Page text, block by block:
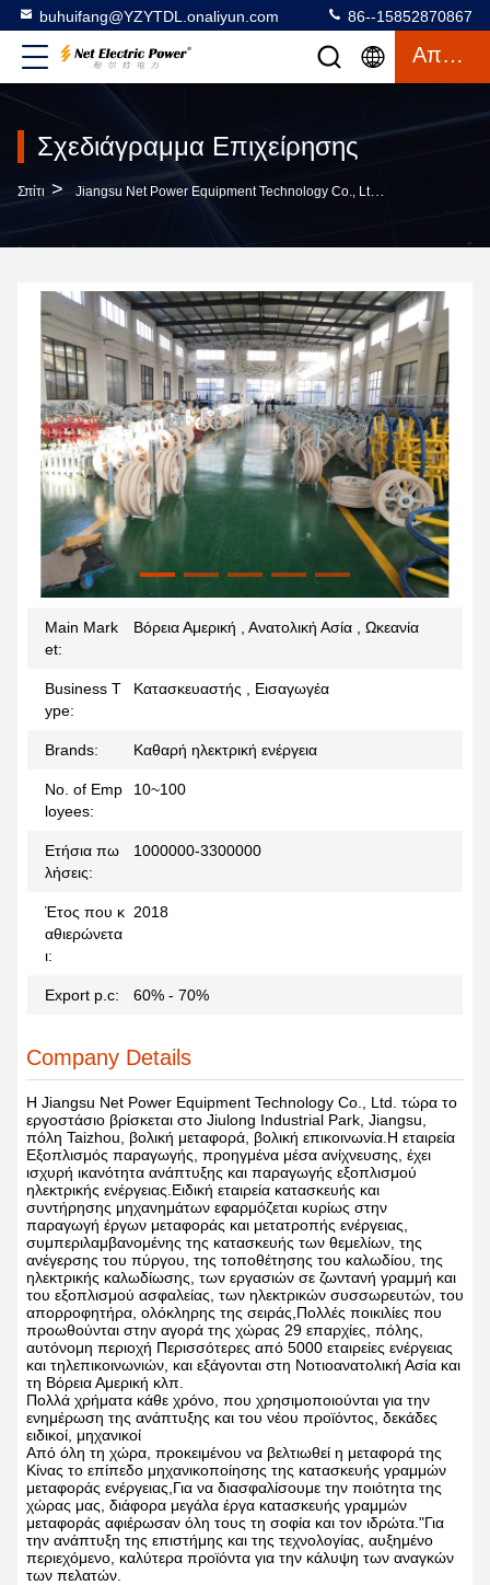
buhuifang@YZYTDL.onaliyun.com 86--15852870867
Απόσπασμα
Σχεδιάγραμμα Επιχείρησης
Σπίτι > Jiangsu Net Power Equipment Technology Co., Ltd. Σχεδιάγραμμα Επιχείρησης
Main Mark
et:
Βόρεια Αμερική , Ανατολική Ασία , Ωκεανία
Business T
ype:
Κατασκευαστής , Εισαγωγέα
Brands: Καθαρή ηλεκτρική ενέργεια
No. of Emp
loyees:
10~100
Ετήσια πω
λήσεις:
1000000-3300000
Έτος που κ
αθιερώνετα
ι:
2018
Export p.c: 60% - 70%
Company Details
Η Jiangsu Net Power Equipment Technology Co., Ltd. τώρα το
εργοστάσιο βρίσκεται στο Jiulong Industrial Park, Jiangsu,
πόλη Taizhou, βολική μεταφορά, βολική επικοινωνία.Η εταιρεία
Εξοπλισμός παραγωγής, προηγμένα μέσα ανίχνευσης, έχει
ισχυρή ικανότητα ανάπτυξης και παραγωγής εξοπλισμού
ηλεκτρικής ενέργειας.Ειδική εταιρεία κατασκευής και
συντήρησης μηχανημάτων εφαρμόζεται κυρίως στην
παραγωγή έργων μεταφοράς και μετατροπής ενέργειας,
συμπεριλαμβανομένης της κατασκευής των θεμελίων, της
ανέγερσης του πύργου, της τοποθέτησης του καλωδίου, της
ηλεκτρικής καλωδίωσης, των εργασιών σε ζωντανή γραμμή και
του εξοπλισμού ασφαλείας, των ηλεκτρικών συσσωρευτών, του
απορροφητήρα, ολόκληρης της σειράς,Πολλές ποικιλίες που
προωθούνται στην αγορά της χώρας 29 επαρχίες, πόλης,
αυτόνομη περιοχή Περισσότερες από 5000 εταιρείες ενέργειας
και τηλεπικοινωνιών, και εξάγονται στη Νοτιοανατολική Ασία και
τη Βόρεια Αμερική κλπ.
Πολλά χρήματα κάθε χρόνο, που χρησιμοποιούνται για την
ενημέρωση της ανάπτυξης και του νέου προϊόντος, δεκάδες
ειδικοί, μηχανικοί
Από όλη τη χώρα, προκειμένου να βελτιωθεί η μεταφορά της
Κίνας το επίπεδο μηχανικοποίησης της κατασκευής γραμμών
μεταφοράς ενέργειας,Για να διασφαλίσουμε την ποιότητα της
χώρας μας, διάφορα μεγάλα έργα κατασκευής γραμμών
μεταφοράς αφιέρωσαν όλη τους τη σοφία και τον ιδρώτα."Για
την ανάπτυξη της επιστήμης και της τεχνολογίας, αυξημένο
περιεχόμενο, καλύτερα προϊόντα για την κάλυψη των αναγκών
των πελατών.